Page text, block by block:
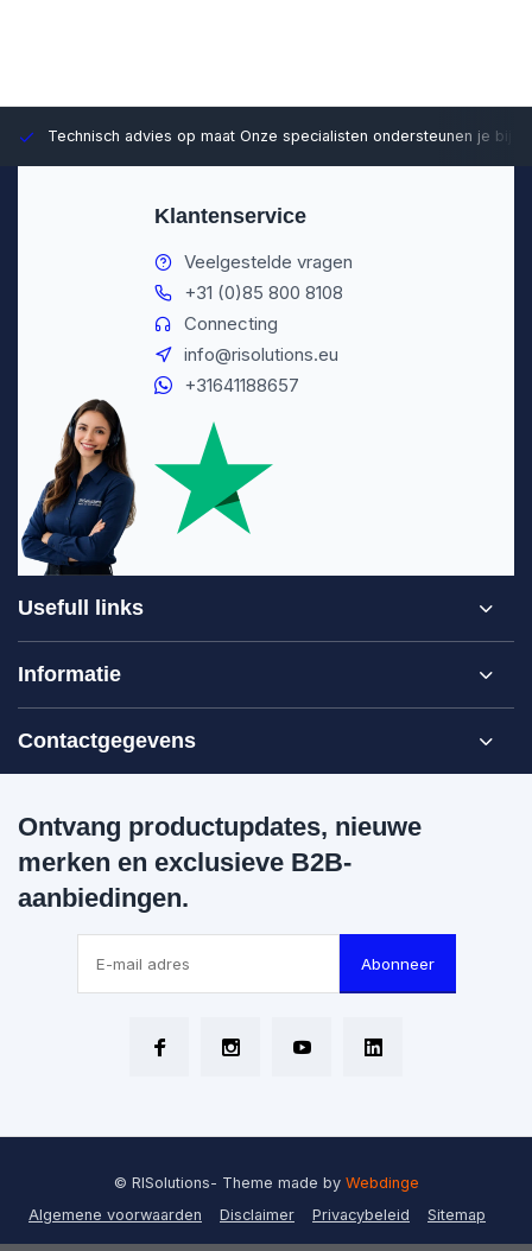
Technisch advies op maat Onze specialisten ondersteunen je bij
Klantenservice
Veelgestelde vragen
+31 (0)85 800 8108
Connecting
info@risolutions.eu
+31641188657
Usefull links
Informatie
Contactgegevens
Ontvang productupdates, nieuwe
merken en exclusieve B2B-
aanbiedingen.
Abonneer
Algemene voorwaarden Disclaimer Privacybeleid Sitemap
© RISolutions- Theme made by Webdinge